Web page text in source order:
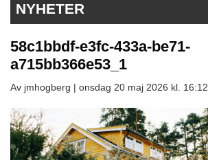
NYHETER
58c1bbdf-e3fc-433a-be71-
a715bb366e53_1
Av jmhogberg | onsdag 20 maj 2026 kl. 16:12